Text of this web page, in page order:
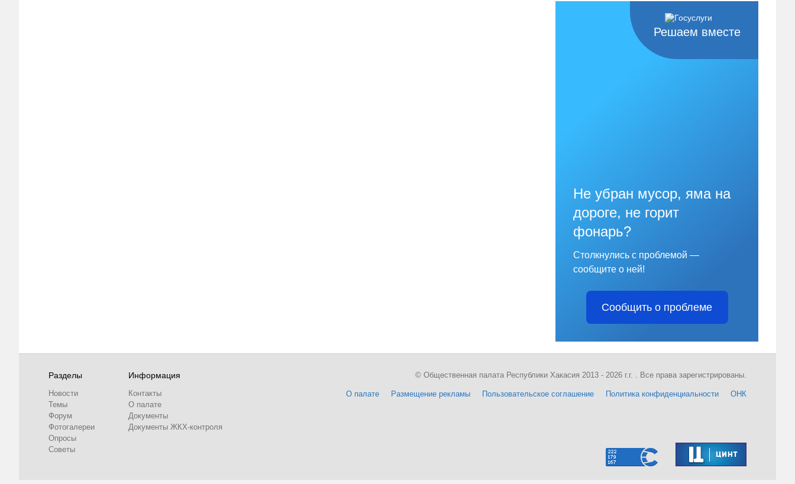
Решаем вместе
Не убран мусор, яма на
дороге, не горит
фонарь?
Столкнулись с проблемой —
сообщите о ней!
Сообщить о проблеме
Разделы
Новости
Темы
Форум
Фотогалереи
Опросы
Советы
Информация
Контакты
О палате
Документы
Документы ЖКХ-контроля
О палате Размещение рекламы Пользовательское соглашение Политика конфиденциальности ОНК
© Общественная палата Республики Хакасия 2013 - 2026 г.г. . Все права зарегистрированы.